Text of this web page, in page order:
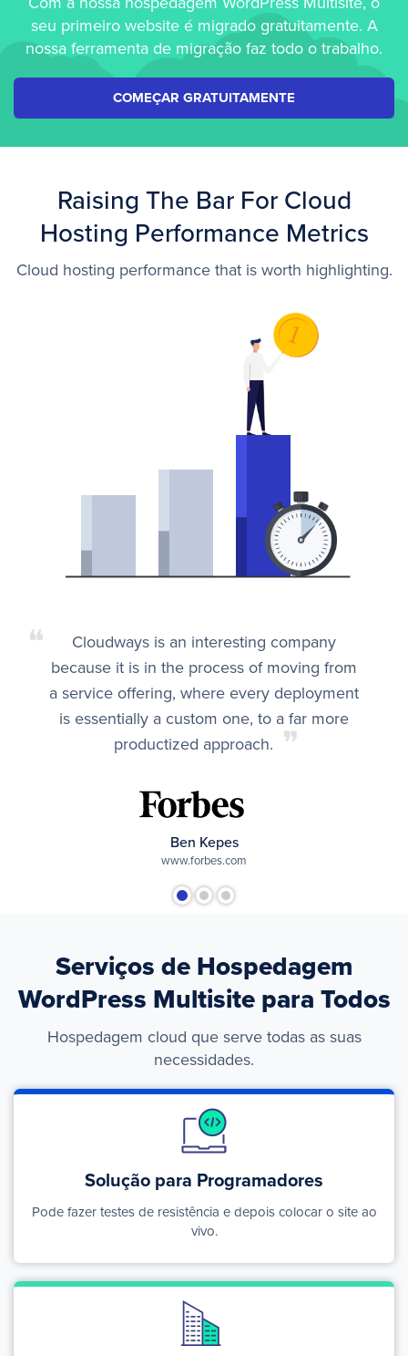
seu primeiro website é migrado gratuitamente. A
nossa ferramenta de migração faz todo o trabalho.
COMEÇAR GRATUITAMENTE
Raising The Bar For Cloud
Hosting Performance Metrics
Cloud hosting performance that is worth highlighting.
❝
Cloudways is an interesting company
because it is in the process of moving from
a service offering, where every deployment
is essentially a custom one, to a far more
productized approach. ❞
Ben Kepes
www.forbes.com
Serviços de Hospedagem
WordPress Multisite para Todos
Hospedagem cloud que serve todas as suas
necessidades.
Solução para Programadores
Pode fazer testes de resistência e depois colocar o site ao
vivo.